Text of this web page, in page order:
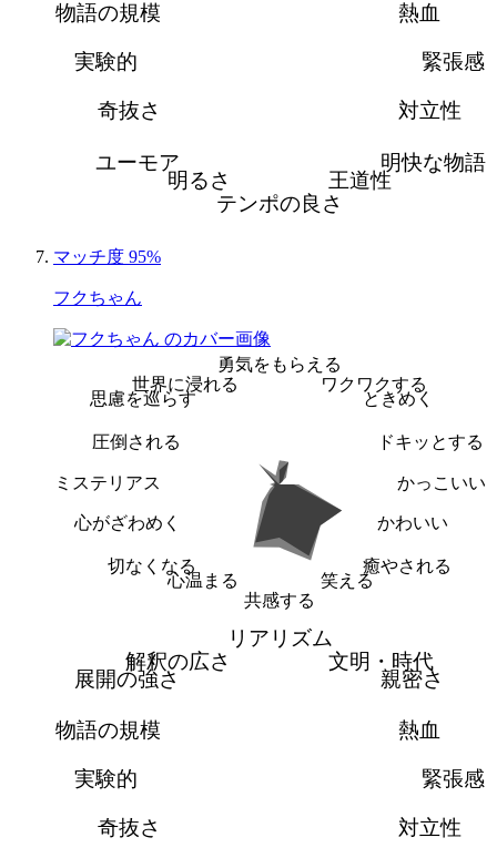
熱血
緊張感
対立性
明快な物語
王道性
テンポの良さ
明るさ
ユーモア
奇抜さ
実験的
物語の規模
マッチ度 95%
フクちゃん
勇気をもらえる
ワクワクする
ときめく
ドキッとする
かっこいい
かわいい
癒やされる
笑える
共感する
心温まる
切なくなる
心がざわめく
ミステリアス
圧倒される
思慮を巡らす
世界に浸れる
リアリズム
文明・時代
親密さ
熱血
緊張感
対立性
奇抜さ
実験的
物語の規模
展開の強さ
解釈の広さ